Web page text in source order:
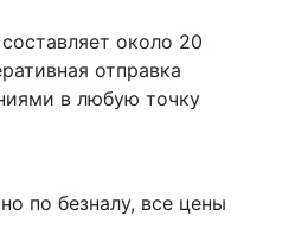
около 20
отправка
в любую точку
по безналу, все цены